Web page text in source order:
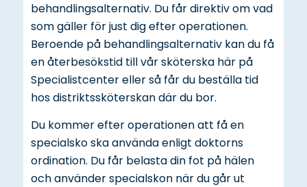
behandlingsalternativ. Du får direktiv om vad
som gäller för just dig efter operationen.
Beroende på behandlingsalternativ kan du få
en återbesökstid till vår sköterska här på
Specialistcenter eller så får du beställa tid
hos distriktssköterskan där du bor.
Du kommer efter operationen att få en
specialsko ska använda enligt doktorns
ordination. Du får belasta din fot på hälen
och använder specialskon när du går ut